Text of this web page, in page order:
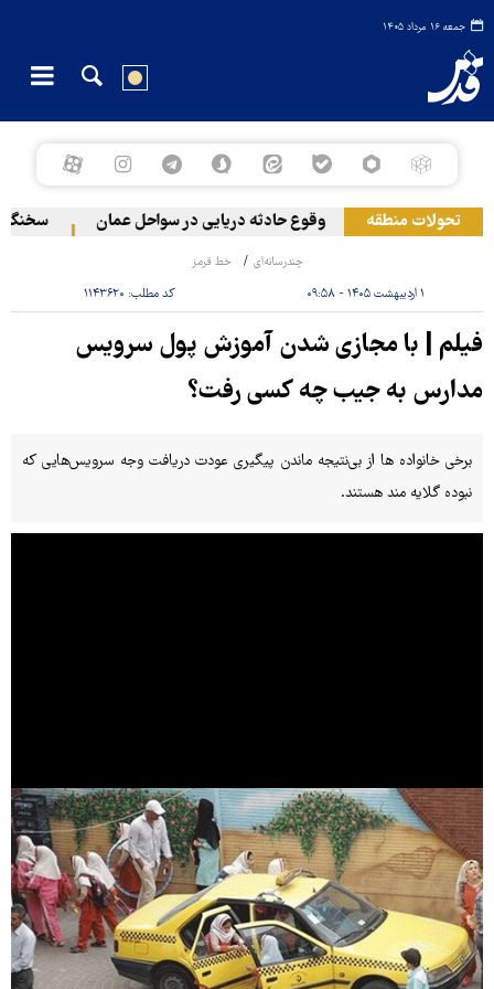
جمعه ۱۶ مرداد ۱۴۰۵
تحولات منطقه
در لبنان وقوع حادثه دریایی در سواحل عمان
چندرسانه‌ای خط قرمز
۱ اردیبهشت ۱۴۰۵ - ۰۹:۵۸ کد مطلب: ۱۱۴۳۶۲۰
فیلم | با مجازی شدن آموزش پول سرویس
مدارس به جیب چه کسی رفت؟
برخی خانواده ها از بی‌نتیجه ماندن پیگیری عودت دریافت وجه سرویس‌هایی که
نبوده گلایه مند هستند.